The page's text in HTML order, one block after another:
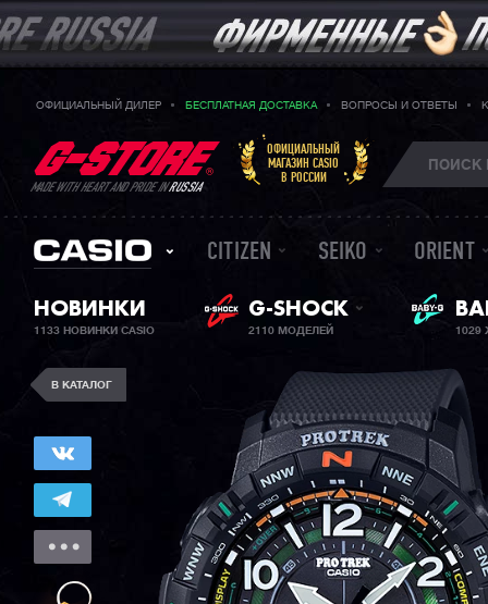
ОФИЦИАЛЬНЫЙ ДИЛЕР БЕСПЛАТНАЯ ДОСТАВКА ВОПРОСЫ И ОТВЕТЫ
MADE WITH HEART AND PRIDE INRUSSIA
ОФИЦИАЛЬНЫЙ
МАГАЗИН CASIO
В РОССИИ
CITIZEN SEIKO ORIENT
НОВИНКИ
1133 НОВИНКИ CASIO
G-SHOCK
2110 МОДЕЛЕЙ 1029
В КАТАЛОГ